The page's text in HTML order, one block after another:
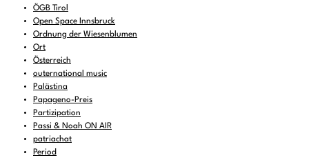
ÖGB Tirol
Open Space Innsbruck
Ordnung der Wiesenblumen
Ort
Österreich
outernational music
Palästina
Papageno-Preis
Partizipation
Passi & Noah ON AIR
patriachat
Period